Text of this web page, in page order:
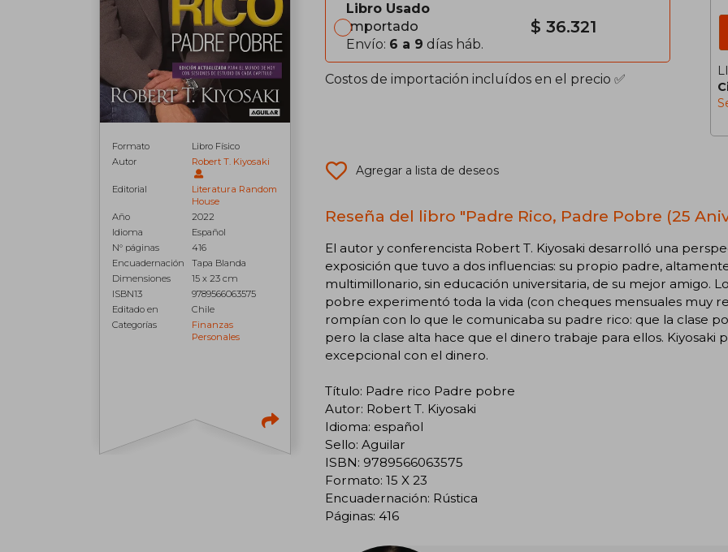
Formato
Libro Físico
Autor
Robert T. Kiyosaki
Editorial
Literatura Random
House
Año
2022
Idioma
Español
N° páginas
416
Encuadernación
Tapa Blanda
Dimensiones
15 x 23 cm
ISBN13
9789566063575
Editado en
Chile
Categorías
Finanzas
Personales
Libro Usado
Importado
Envío: 6 a 9 días háb.
$ 36.321
Costos de importación incluídos en el precio ✅
Agregar a lista de deseos
Reseña del libro "Padre Rico, Padre Pobre (25
El autor y conferencista Robert T. Kiyosaki desarrolló una
exposición que tuvo a dos influencias: su propio padre,
multimillonario, sin educación universitaria, de su mejor amigo.
pobre experimentó toda la vida (con cheques mensuales muy
rompían con lo que le comunicaba su padre rico: que la clase
pero la clase alta hace que el dinero trabaje para ellos. Kiyosaki
excepcional con el dinero.
Título: Padre rico Padre pobre
Autor: Robert T. Kiyosaki
Idioma: español
Sello: Aguilar
ISBN: 9789566063575
Formato: 15 X 23
Encuadernación: Rústica
Páginas: 416